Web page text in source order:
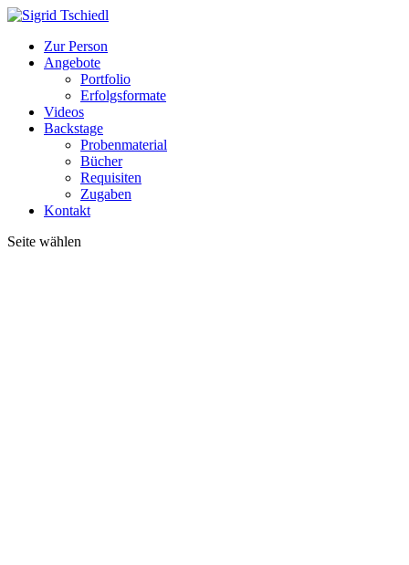
Zur Person
Angebote
Portfolio
Erfolgsformate
Videos
Backstage
Probenmaterial
Bücher
Requisiten
Zugaben
Kontakt
Seite wählen